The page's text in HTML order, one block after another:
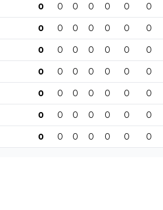
0 0 0 0 0 0 0
0 0 0 0 0 0 0
0 0 0 0 0 0 0
0 0 0 0 0 0 0
0 0 0 0 0 0 0
0 0 0 0 0 0 0
0 0 0 0 0 0 0